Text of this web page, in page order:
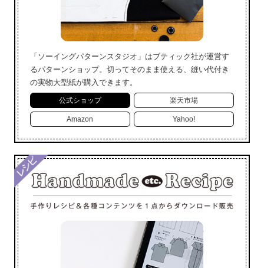
「ソーイングパターンスタジオ」はブティック社が運営す
るパターンショップ。切ってそのまま使える、縫い代付き
の実物大型紙が購入できます。
公式ショップ 楽天市場
Amazon Yahoo!